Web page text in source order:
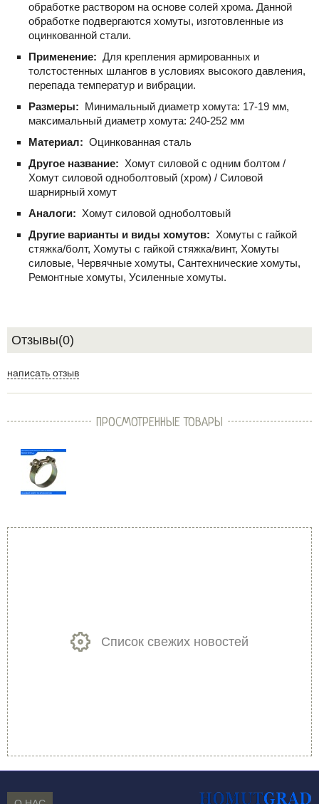
обработке раствором на основе солей хрома. Данной
обработке подвергаются хомуты, изготовленные из
оцинкованной стали.
Применение: Для крепления армированных и
толстостенных шлангов в условиях высокого давления,
перепада температур и вибрации.
Размеры: Минимальный диаметр хомута: 17-19 мм,
максимальный диаметр хомута: 240-252 мм
Материал: Оцинкованная сталь
Другое название: Хомут силовой с одним болтом /
Хомут силовой одноболтовый (хром) / Силовой
шарнирный хомут
Аналоги: Хомут силовой одноболтовый
Другие варианты и виды хомутов: Хомуты с гайкой
стяжка/болт, Хомуты с гайкой стяжка/винт, Хомуты
силовые, Червячные хомуты, Сантехнические хомуты,
Ремонтные хомуты, Усиленные хомуты.
Отзывы(0)
написать отзыв
ПРОСМОТРЕННЫЕ ТОВАРЫ
Список свежих новостей